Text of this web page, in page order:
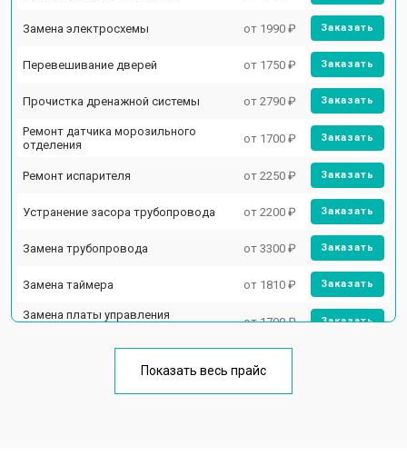
Замена электросхемы от 1990 ₽ Заказать
Перевешивание дверей от 1750 ₽ Заказать
Прочистка дренажной системы от 2790 ₽ Заказать
Ремонт датчика морозильного
отделения
от 1700 ₽ Заказать
Ремонт испарителя от 2250 ₽ Заказать
Устранение засора трубопровода от 2200 ₽ Заказать
Замена трубопровода от 3300 ₽ Заказать
Замена таймера от 1810 ₽ Заказать
Замена платы управления
от 1700 ₽ Заказать
Ремонт/замена датчика
Замена термостата от 1700 ₽
Показать весь прайс